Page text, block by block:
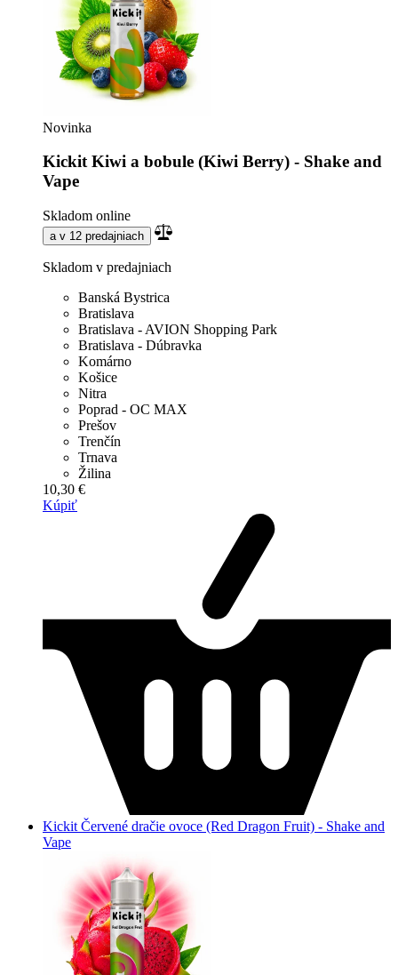
Novinka
Kickit Kiwi a bobule (Kiwi Berry) - Shake and
Vape
Skladom online
a v 12 predajniach
Skladom v predajniach
Banská Bystrica
Bratislava
Bratislava - AVION Shopping Park
Bratislava - Dúbravka
Komárno
Košice
Nitra
Poprad - OC MAX
Prešov
Trenčín
Trnava
Žilina
10,30 €
Kúpiť
Kickit Červené dračie ovoce (Red Dragon Fruit) - Shake and
Vape